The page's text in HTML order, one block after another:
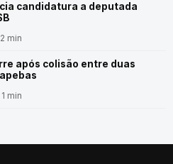
candidatura a deputada
min
após colisão entre duas
min